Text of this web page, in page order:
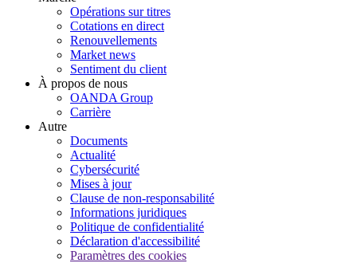
Opérations sur titres
Cotations en direct
Renouvellements
Market news
Sentiment du client
À propos de nous
OANDA Group
Carrière
Autre
Documents
Actualité
Cybersécurité
Mises à jour
Clause de non-responsabilité
Informations juridiques
Politique de confidentialité
Déclaration d'accessibilité
Paramètres des cookies